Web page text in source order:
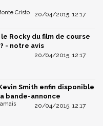
20/04/2015, 12:17
Cristo
le Rocky du film de course
- notre avis
20/04/2015, 12:17
Smith enfin disponible
bande-annonce
20/04/2015, 12:17